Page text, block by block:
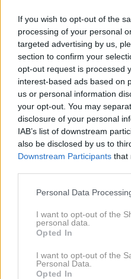
If you wish to opt-out of the
processing of your personal
targeted advertising by us,
section to confirm your
opt-out request is processed
interest-based ads based on
us or personal information
your opt-out. You may
disclosure of your personal
IAB’s list of downstream
also be disclosed by us to
Downstream Participants that
Please note that this
not limited to your visit or
grant or deny consent to
use your data for below
consent section.
Personal Data
I want to opt-out of the
personal data.
Opted In
I want to opt-out of the
Personal Data.
Opted In
Αρχιμανδρίτης Παλαμάς
Όλη η αλήθεια για
λόγος που δεν
Αποκλειστική
συνεργάζεσαι με παιδιά
δικούς σου